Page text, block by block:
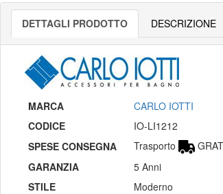
DETTAGLI PRODOTTO DESCRIZIONE
MARCA
CARLO IOTTI
CODICE
IO-LI1212
SPESE CONSEGNA
Trasporto
GARANZIA
5 Anni
STILE
Moderno